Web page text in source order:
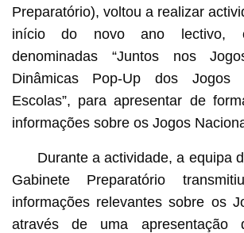
Preparatório), voltou a realizar
início do novo ano lectivo,
denominadas “Juntos nos
Dinâmicas Pop-Up dos Jogos
Escolas”, para apresentar de
informações sobre os Jogos
Durante a actividade, a equipa
Gabinete Preparatório
informações relevantes sobre os
através de uma apresentação